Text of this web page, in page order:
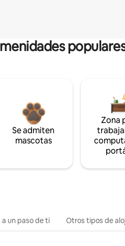
Se admiten
mascotas
Zona
a un paso de ti Otros tipos de